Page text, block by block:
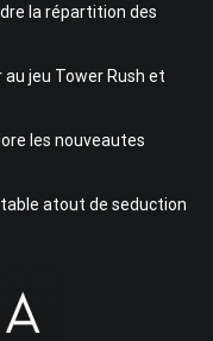
la répartition des
jeu Tower Rush et
les nouveautes
atout de seduction